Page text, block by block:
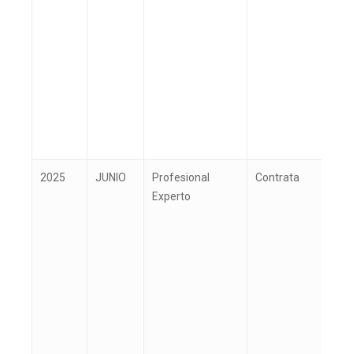
2025 JUNIO
Profesional
Experto
Contrata